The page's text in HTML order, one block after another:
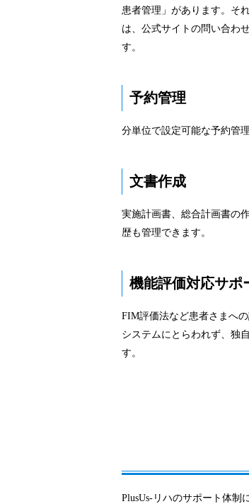
患者管理」があります。そ
は、公式サイトの問い合わ
す。
予約管理
分単位で設定可能な予約管
文書作成
実施計画書、総合計画書の
歴も管理できます。
機能評価対応サポ
FIM評価法など患者さまへ
システムにとらわれず、独
す。
PlusUs-リハのサポート体制